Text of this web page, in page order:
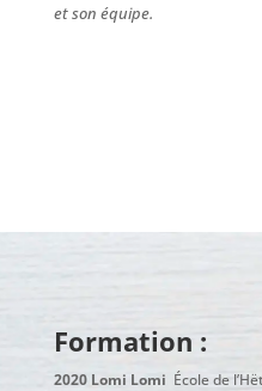
et son équipe.
Formation :
2020 Lomi Lomi École de